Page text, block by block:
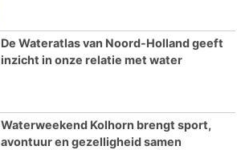
De Wateratlas van Noord-Holland geeft
inzicht in onze relatie met water
Waterweekend Kolhorn brengt sport,
avontuur en gezelligheid samen